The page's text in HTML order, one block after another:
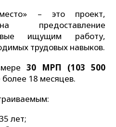
– это проект,
предоставление
ищущим работу,
трудовых навыков.
30 МРП (103 500
18 месяцев.
лет;